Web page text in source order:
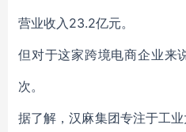
营业收入23.2亿元。
但对于这家跨境电商企业来
次。
据了解，汉麻集团专注于工